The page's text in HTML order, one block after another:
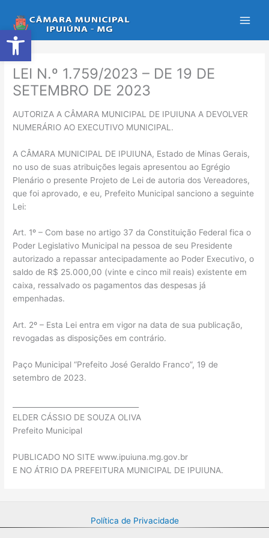
Abrir a barra de ferramentas
para
o
conteúdo
LEI N.º 1.759/2023 – DE 19 DE
SETEMBRO DE 2023
AUTORIZA A CÂMARA MUNICIPAL DE IPUIUNA A DEVOLVER
NUMERÁRIO AO EXECUTIVO MUNICIPAL.
A CÂMARA MUNICIPAL DE IPUIUNA, Estado de Minas Gerais,
no uso de suas atribuições legais apresentou ao Egrégio
Plenário o presente Projeto de Lei de autoria dos Vereadores,
que foi aprovado, e eu, Prefeito Municipal sanciono a seguinte
Lei:
Art. 1º – Com base no artigo 37 da Constituição Federal fica o
Poder Legislativo Municipal na pessoa de seu Presidente
autorizado a repassar antecipadamente ao Poder Executivo, o
saldo de R$ 25.000,00 (vinte e cinco mil reais) existente em
caixa, ressalvado os pagamentos das despesas já
empenhadas.
Art. 2º – Esta Lei entra em vigor na data de sua publicação,
revogadas as disposições em contrário.
Paço Municipal “Prefeito José Geraldo Franco”, 19 de
setembro de 2023.
ELDER CÁSSIO DE SOUZA OLIVA
Prefeito Municipal
PUBLICADO NO SITE www.ipuiuna.mg.gov.br
E NO ÁTRIO DA PREFEITURA MUNICIPAL DE IPUIUNA.
Política de Privacidade